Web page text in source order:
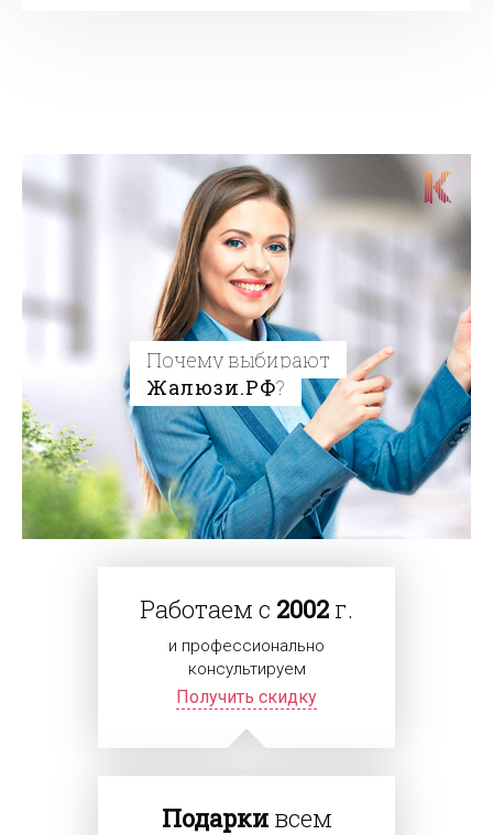
Почему выбирают
Жалюзи.РФ?
Работаем с 2002 г.
и профессионально
консультируем
Получить скидку
Подаркивсем